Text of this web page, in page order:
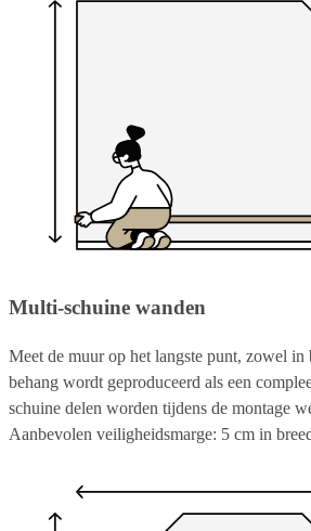
Multi-schuine wanden
Meet de muur op het langste punt, zowel in
behang wordt geproduceerd als een
schuine delen worden tijdens de montage
Aanbevolen veiligheidsmarge: 5 cm in